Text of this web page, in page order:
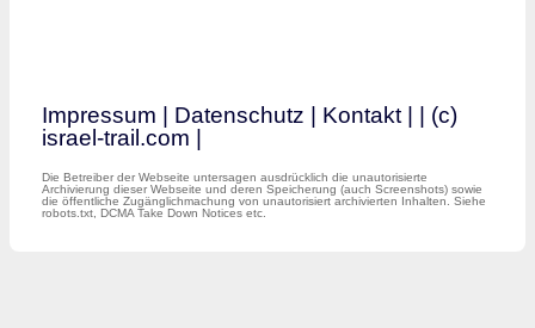
Impressum Datenschutz Kontakt|
| (c)
israel-trail.com |
Die Betreiber der Webseite untersagen ausdrücklich die unautorisierte
Archivierung dieser Webseite und deren Speicherung (auch Screenshots) sowie
die öffentliche Zugänglichmachung von unautorisiert archivierten Inhalten. Siehe
robots.txt, DCMA Take Down Notices etc.